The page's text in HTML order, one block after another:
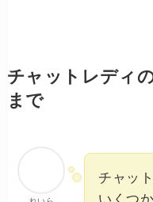
チャットレディ
まで
チャッ
いくつ